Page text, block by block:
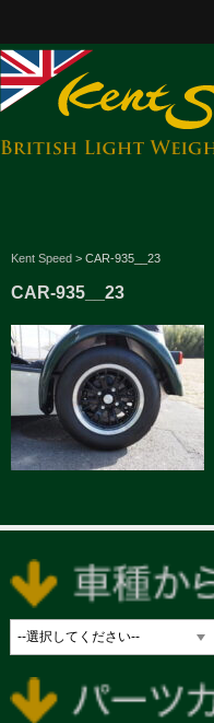
CAR SALES
PARTS
ENGINE MAINTENANCE
OTHER WORKS
GOODS & ACCESSORIES
Kent Speed > CAR-935__23
CAR-935__23